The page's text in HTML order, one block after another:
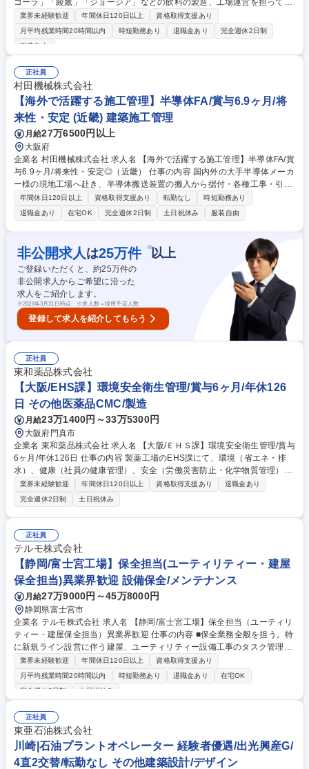
コーラ」「綾鷹」「ジョージア」などの飲料の製造、工場運営を担ってい
ただきます。安全性･高品質･効率･働きやすい環境づくり等、自身が興味
あるプロジェクトにも参画し、主体的に運営に携われます。 ＜具体的には
＞ ■自社製品製造時における規格管理 ■省人化,自働化の進む最新機器を始
率やエネルギー効率向上に向けた改善活動,設備の検討や改造のリード ■新
製品開発や新技術導入時の商業生産化に向けた製造技術の構築及び検証 ■
各機械毎に頻度に準じた点検･整備の実施 ■プログラムに準じたサニテー
ション(洗浄)の実施,生産設備の維持管理 募集職種 【明石工場_製造職】国
内トップクラスの製造スピードと最新技術！
業界未経験歓迎 年間休日120日以上
資格取得支援あり
月平均残業時間20時間以内
時短勤務あり 退職金あり
完全週休2日制
服装自由
正社員
村田機械株式会社
【海外で活躍する施工管理】半導体FA/賞与6.9ヶ月/将
来性・安定 (近畿) 建築施工管理
月給27万6500円以上
大阪府
企業名 村田機械株式会社 求人名 【海外で活躍する施工管理】半導体FA/賞
与6.9ヶ月/将来性・安定◎（近畿） 仕事の内容 国内外の大手半導体メーカ
ー様の現地工場へ赴き、半導体搬送装置の搬入から据付・各種工事・引き
渡しまでの全体工程管理を担当。現場の安全・品質・工程の管理と指導が
中心です。※実作業は協力会社に依頼 【入社後のキャリア】入社すぐに単
独で案件を担当することはありません。試運転や調整といった作業に関わ
りながら、3年程度は経験が身につくまで先輩社員についてOJTを通して
スキルを磨いていただきます。 【出張例】2～3ヶ月出張扱いで現地へ滞
在 【主な渡航先】アメリカ・シンガポール・台湾・中国・ドイツ等 ※職
種の変更範囲：当社業務全般 募集職種 【海外で活躍する施工管理】半導
体FA/賞与6.9ヶ月/将来性・安定◎（近畿）
年間休日120日以上 資格取得支援あり 転勤なし
時短勤務あり
退職金あり
在宅OK 完全週休2日制 土日祝休み 服装自由
非公開求人 は25万件 ※以上
ご登録いただくと、約25万件の
非公開求人からご希望に沿った
求人をご紹介します。
※2026年3月31日時点 ※求人数＝採用予定人数
登録して求人を紹介してもらう
正社員
東和薬品株式会社
【大阪/EHS課】環境安全衛生管理/賞与6ヶ月/年休126
日 その他医薬品CMC/製造
月給23万1400円～33万5300円
大阪府門真市
企業名 東和薬品株式会社 求人名 【大阪/ＥＨＳ課】環境安全衛生管理/賞与
6ヶ月/年休126日 仕事の内容 製薬工場のEHS課にて、環境（省エネ・排
水）、健康（社員の健康管理）、安全（労働災害防止・化学物質管理）の
事務・管理業務を担当。法規制に基づき、社員が安心して働ける工場環境
を構築する重要な役割です。 (1)環境：省エネ推進、廃棄物管理、公害防
止 (2)健康：定期健診対応、職場環境の改善 (3)安全：労働災害防止の計画
立案、化学物質のリスクアセスメント、消防・安全に関わる行政対応。現
場のパトロールや是正指導、各種委員会の運営を通じ、全社的な安全文化
の醸成をリードします。最新の法改正情報の収集や社内展開も重要なミッ
ションです。 募集職種 【大阪/ＥＨＳ課】環境安全衛生管理/賞与6ヶ月/年
休126日
業界未経験歓迎 年間休日120日以上 資格取得支援あり
退職金あり
完全週休2日制
土日祝休み
正社員
テルモ株式会社
【静岡/富士宮工場】保全担当(ユーティリティー・建屋
保全担当)異業界歓迎 設備保全/メンテナンス
月給27万9000円～45万8000円
静岡県富士宮市
企業名 テルモ株式会社 求人名 【静岡/富士宮工場】保全担当（ユーティリ
ティー・建屋保全担当）異業界歓迎 仕事の内容 ■保全業務全般を担う。特
に新規ライン設営に伴う建屋、ユーティリティー設備工事のタスク管理及
び安全を優先した施工管理（外部業者のコントロール）を想定。【詳細】
ユーティリティー設備（ボイラー/冷凍機 /コンプレッサー等）の操作/点検/
保守の実施■工場建物の維持管理に関する改修、修繕工事■空調設備の維持
繕工事 ※各種業務を遂行するにあたり、関連法令に基づく対応や、関連各
課や外部業者との業務調整を行う。スキルによっては工事施工管理の業務
を担う。 募集職種 【静岡/富士宮工場】保全担当（ユーティリティー・建
屋保全担当）異業界歓迎
業界未経験歓迎 年間休日120日以上
資格取得支援あり
月平均残業時間20時間以内
時短勤務あり 退職金あり
在宅OK
完全週休2日制
土日祝休み
正社員
東亜石油株式会社
川崎|石油プラントオペレーター 経験者優遇/出光興産G/
4直2交替/転勤なし その他建築設計/デザイン